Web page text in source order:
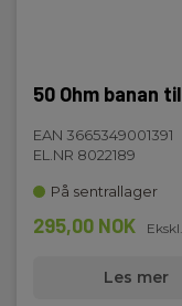
50 Ohm banan
EAN 3665349001391
EL.NR 8022189
På sentrallager
295,00 NOK
Les mer